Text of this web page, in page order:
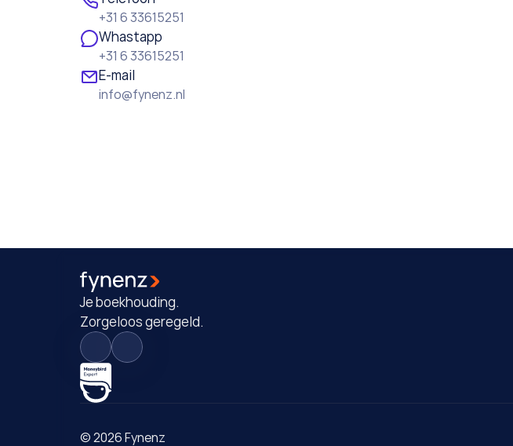
+31 6 33615251
Whastapp
+31 6 33615251
E-mail
info@fynenz.nl
Je boekhouding.
Zorgeloos geregeld.
© 2026 Fynenz